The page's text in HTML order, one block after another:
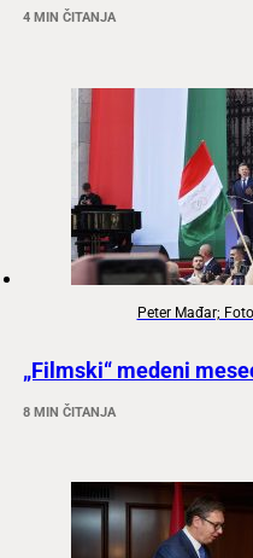
4 MIN ČITANJA
Peter Mađar;
„Filmski“ medeni
8 MIN ČITANJA